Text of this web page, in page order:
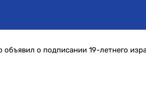
объявил о подписании 19-летнего